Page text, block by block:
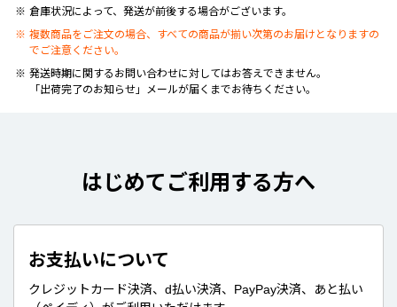
倉庫状況によって、発送が前後する場合がございます。
複数商品をご注文の場合、すべての商品が揃い次第のお届けとなりますの
でご注意ください。
発送時期に関するお問い合わせに対してはお答えできません。
「出荷完了のお知らせ」メールが届くまでお待ちください。
はじめてご利用する方へ
お支払いについて
クレジットカード決済、d払い決済、PayPay決済、あと払い